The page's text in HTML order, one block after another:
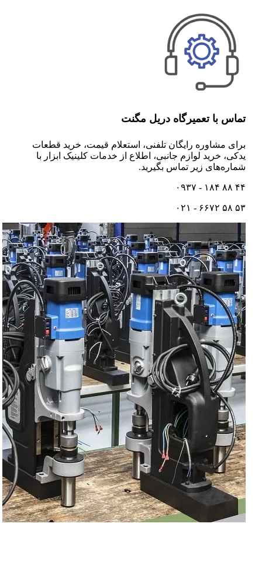
تماس با تعمیرگاه دریل مگنت
برای مشاوره رایگان تلفنی،‌ استعلام قیمت،‌ خرید قطعات
یدکی، خرید لوازم جانبی، اطلاع از خدمات کلینیک ابزار با
شماره‌های زیر تماس بگیرید.
۴۴ ۸۸ ۱۸۴ - ۰۹۳۷
۵۳ ۵۸ ۶۶۷۲ - ۰۲۱